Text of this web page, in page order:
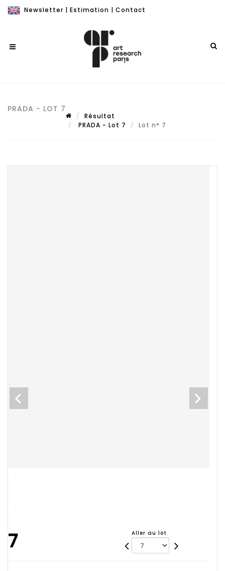
Newsletter | Estimation | Contact
PRADA - LOT 7
Résultat
PRADA - Lot 7
Lot n° 7
7 Aller au lot